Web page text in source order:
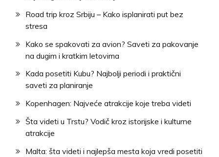
Road trip kroz Srbiju – Kako isplanirati put bez
stresa
Kako se spakovati za avion? Saveti za pakovanje
na dugim i kratkim letovima
Kada posetiti Kubu? Najbolji periodi i praktični
saveti za planiranje
Kopenhagen: Najveće atrakcije koje treba videti
Šta videti u Trstu? Vodič kroz istorijske i kulturne
atrakcije
Malta: šta videti i najlepša mesta koja vredi posetiti